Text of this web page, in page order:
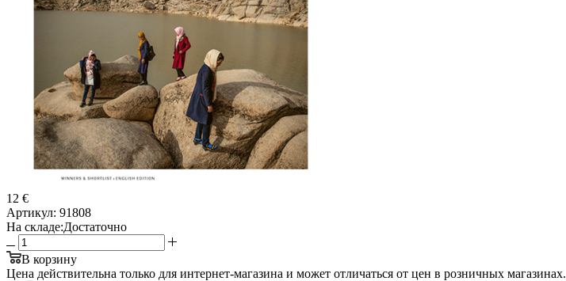
12 €
Артикул: 91808
На складе:Достаточно
В корзину
Цена действительна только для интернет-магазина и может отличаться от цен в розничных магазинах.